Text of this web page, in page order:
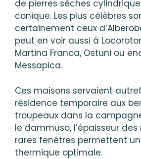
de pierres sèches
conique. Les plus célèbres
certainement ceux
peut en voir aussi à
Martina Franca, Ostuni ou
Messapica.
Ces maisons servaient
résidence temporaire aux
troupeaux dans la
le dammuso, l’épaisseur
rares fenêtres permettent
thermique optimale.